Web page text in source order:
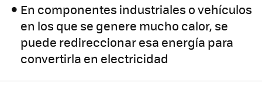
En componentes industriales o vehículos
en los que se genere mucho calor, se
puede redireccionar esa energía para
convertirla en electricidad